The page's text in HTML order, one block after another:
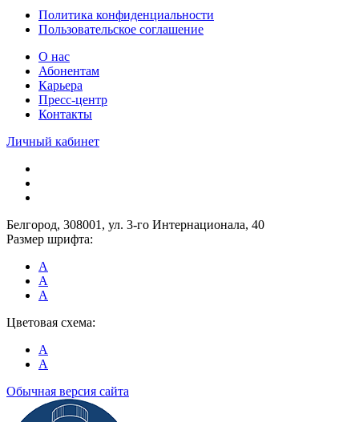
Политика конфиденциальности
Пользовательское соглашение
О нас
Абонентам
Карьера
Пресс-центр
Контакты
Личный кабинет
Белгород, 308001, ул. 3-го Интернационала, 40
Размер шрифта:
A
A
A
Цветовая схема:
A
A
Обычная версия сайта